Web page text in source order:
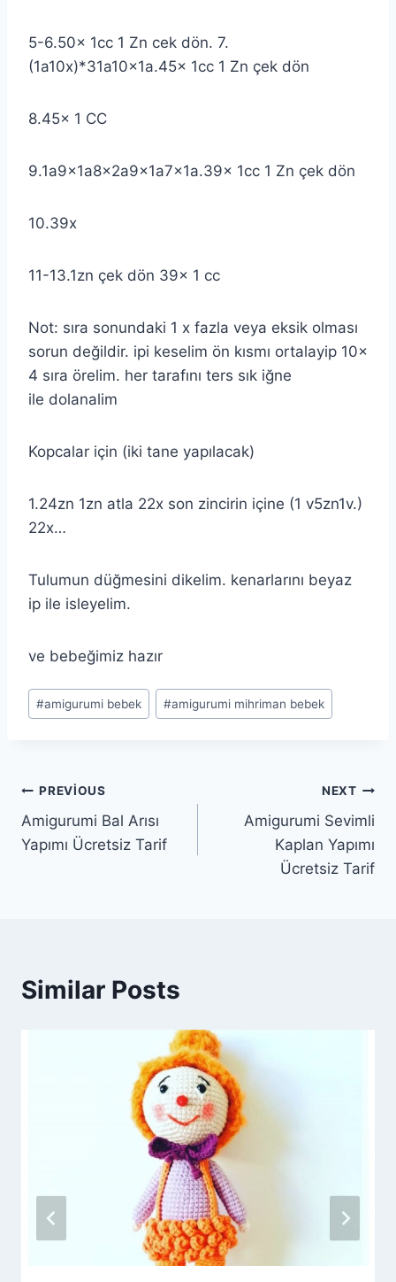
5-6.50x 1cc 1 Zn cek dön. 7.
(1a10x)*31a10x1a.45x 1cc 1 Zn çek dön
8.45x 1 CC
9.1a9x1a8x2a9x1a7x1a.39x 1cc 1 Zn çek dön
10.39x
11-13.1zn çek dön 39x 1 cc
Not: sıra sonundaki 1 x fazla veya eksik olması
sorun değildir. ipi keselim ön kısmı ortalayip 10x
4 sıra örelim. her tarafını ters sık iğne
ile dolanalim
Kopcalar için (iki tane yapılacak)
1.24zn 1zn atla 22x son zincirin içine (1 v5zn1v.)
22x…
Tulumun düğmesini dikelim. kenarlarını beyaz
ip ile isleyelim.
ve bebeğimiz hazır
Post
Tags:
#amigurumi bebek #amigurumi mihriman bebek
Yazı
gezinmesi
PREVIOUS
Amigurumi Bal Arısı
Yapımı Ücretsiz Tarif
NEXT
Amigurumi Sevimli
Kaplan Yapımı
Ücretsiz Tarif
Similar Posts